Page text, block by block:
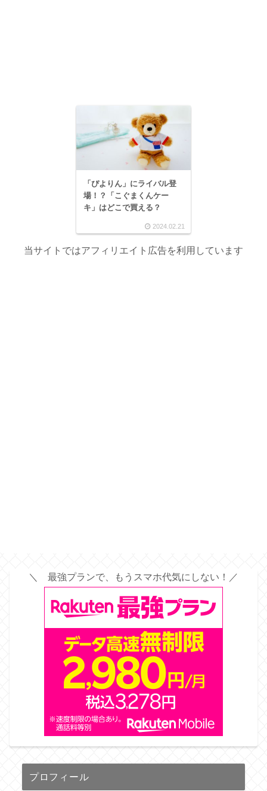
「ぴよりん」にライバル登
場！？「こぐまくんケー
キ」はどこで買える？
2024.02.21
当サイトではアフィリエイト広告を利用しています
＼ 最強プランで、もうスマホ代気にしない！／
プロフィール